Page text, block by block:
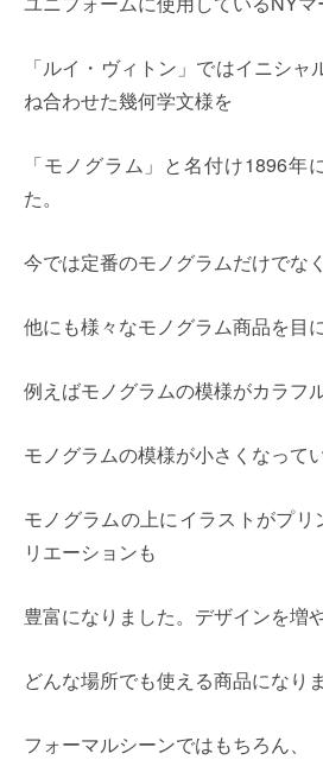
「ルイ・ヴィトン」ではイニシ
ね合わせた幾何学文様を
「モノグラム」と名付け1896年
た。
今では定番のモノグラムだけでなく
他にも様々なモノグラム商品を目
例えばモノグラムの模様がカラフ
モノグラムの模様が小さくなってい
モノグラムの上にイラストがプ
リエーションも
豊富になりました。デザインを増
どんな場所でも使える商品になりま
フォーマルシーンではもちろん、